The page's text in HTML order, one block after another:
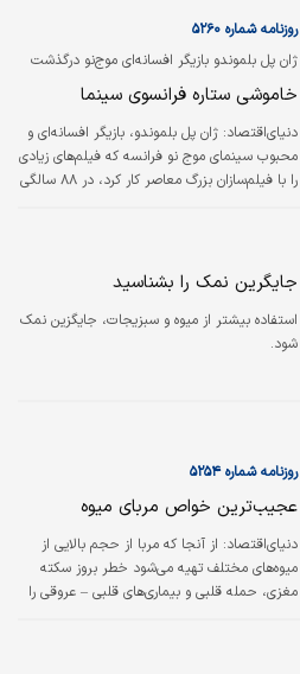
ژان پل بلموندو بازیگر افسانه‌ای موج‌نو درگذشت
روزنامه شماره ۵۲۶۰
خاموشی ستاره فرانسوی سینما
دنیای‌اقتصاد: ژان پل بلموندو، بازیگر افسانه‌ای و
محبوب سینمای موج نو فرانسه که فیلم‌های زیادی
را با فیلم‌سازان بزرگ معاصر کار کرد، در ۸۸ سالگی
جایگرین نمک را بشناسید
استفاده بیشتر از میوه و سبزیجات، جایگزین نمک
شود.
روزنامه شماره ۵۲۵۴
عجیب‌ترین خواص مربای میوه
دنیای‌اقتصاد: از آنجا که مربا از حجم بالایی از
میوه‌های مختلف تهیه می‌شود خطر بروز سکته
مغزی، حمله قلبی و بیماری‌های قلبی – عروقی را